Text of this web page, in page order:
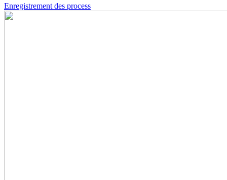
Enregistrement des process